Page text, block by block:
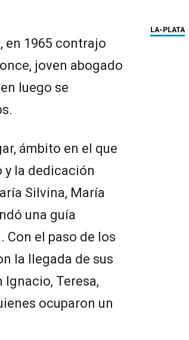
en 1965 contrajo
joven abogado
luego se
ámbito en el que
y la dedicación
Silvina, María
una guía
Con el paso de los
la llegada de sus
Ignacio, Teresa,
ocuparon un
LA-PLATA